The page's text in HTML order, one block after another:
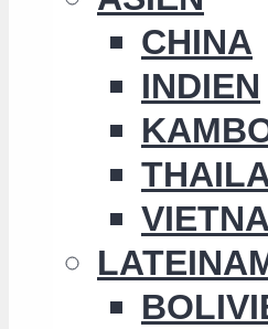
CHINA
INDIEN